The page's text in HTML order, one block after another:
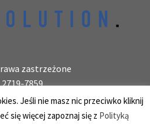
zastrzeżone
2719-7859
Krzysztof Wołowiec
9/31, REGON 387847966
Jeśli nie masz nic przeciwko kliknij
się więcej zapoznaj się z Polityką